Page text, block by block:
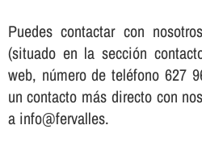
Puedes contactar con
(situado en la sección
web, número de teléfono 627
un contacto más directo con
a info@fervalles.